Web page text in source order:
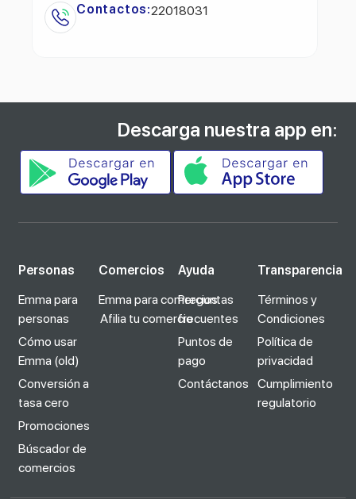
Contactos:22018031
Descarga nuestra app en:
Personas
Emma para
personas
Cómo usar
Emma (old)
Conversión a
tasa cero
Promociones
Búscador de
comercios
Comercios
Emma para comercios
Afilia tu comercio
Ayuda
Preguntas
frecuentes
Puntos de
pago
Contáctanos
Transparencia
Términos y
Condiciones
Política de
privacidad
Cumplimiento
regulatorio